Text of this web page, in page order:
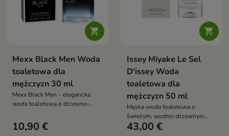

Mexx Black Men Woda
toaletowa dla
mężczyzn 30 ml
Mexx Black Men – elegancka
woda toaletowa o drzewno-
pieprzem, lilią wodną i paczulą,
idealna na każdą okazję
10,90 €

Issey Miyake Le Sel
D'issey Woda
toaletowa dla
mężczyzn 50 ml
Męska woda toaletowa o
świeżym, wodno-drzewnym
charakterze z nutami soli, imbiru,
43,00 €